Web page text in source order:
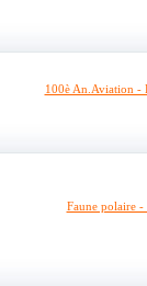
100è An.Aviation
Faune polaire